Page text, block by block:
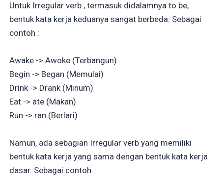
Untuk Irregular verb , termasuk didalamnya to be,
bentuk kata kerja keduanya sangat berbeda. Sebagai
contoh :
Awake -> Awoke (Terbangun)
Begin -> Began (Memulai)
Drink -> Drank (Minum)
Eat -> ate (Makan)
Run -> ran (Berlari)
Namun, ada sebagian Irregular verb yang memiliki
bentuk kata kerja yang sama dengan bentuk kata kerja
dasar. Sebagai contoh :